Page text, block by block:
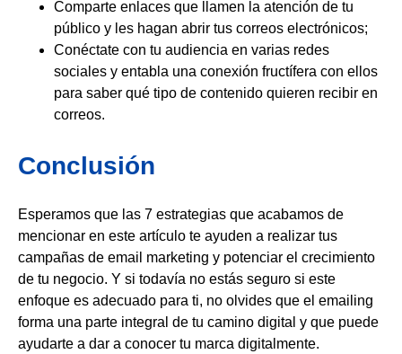
Comparte enlaces que llamen la atención de tu
público y les hagan abrir tus correos electrónicos;
Conéctate con tu audiencia en varias redes
sociales y entabla una conexión fructífera con ellos
para saber qué tipo de contenido quieren recibir en
correos.
Conclusión
Esperamos que las 7 estrategias que acabamos de
mencionar en este artículo te ayuden a realizar tus
campañas de email marketing y potenciar el crecimiento
de tu negocio. Y si todavía no estás seguro si este
enfoque es adecuado para ti, no olvides que el emailing
forma una parte integral de tu camino digital y que puede
ayudarte a dar a conocer tu marca digitalmente.